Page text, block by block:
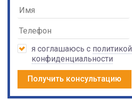
я соглашаюсь с политикой
конфиденциальности
Получить консультацию